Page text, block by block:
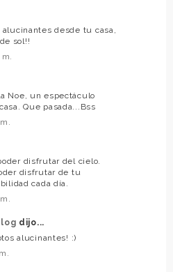
desde tu casa,
sol!!
Noe, un espectáculo
Que pasada...Bss
disfrutar del cielo.
disfrutar de tu
cada día.
dijo...
alucinantes! :)